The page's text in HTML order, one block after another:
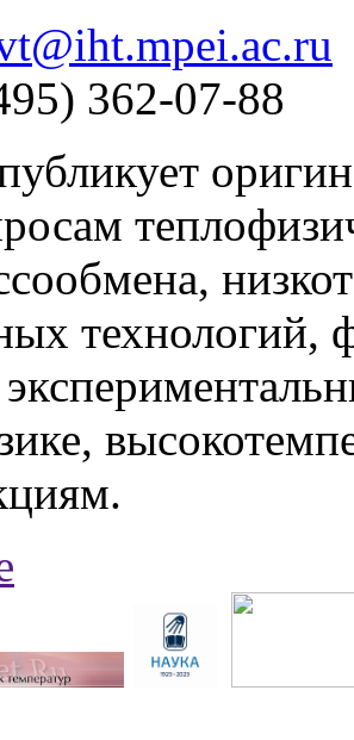
362-07-88
технологий,